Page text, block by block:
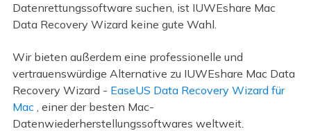
Datenrettungssoftware suchen, ist IUWEshare Mac
Data Recovery Wizard keine gute Wahl.
Wir bieten außerdem eine professionelle und
vertrauenswürdige Alternative zu IUWEshare Mac Data
Recovery Wizard - EaseUS Data Recovery Wizard für
Mac , einer der besten Mac-
Datenwiederherstellungssoftwares weltweit.